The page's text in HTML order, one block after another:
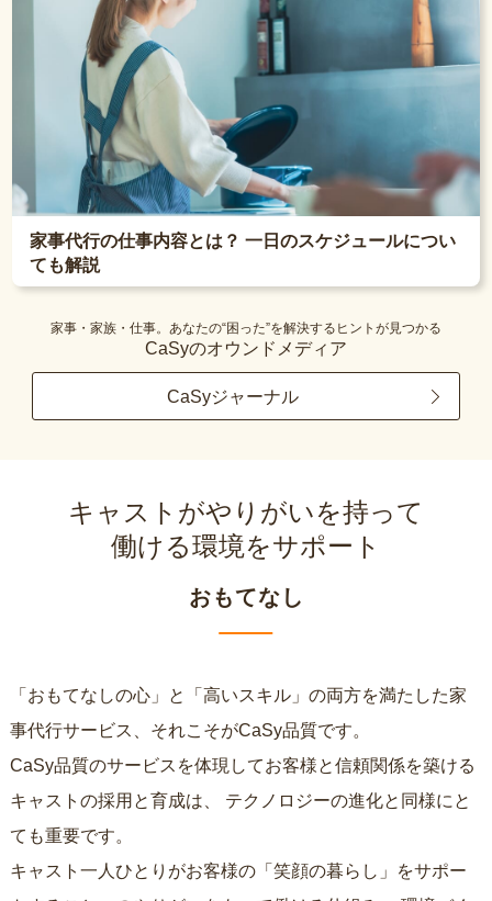
家事代行の仕事内容とは？ 一日のスケジュールについ
ても解説
家事・家族・仕事。あなたの“困った”を解決するヒントが見つかる
CaSyのオウンドメディア
CaSyジャーナル
キャストがやりがいを持って
働ける環境をサポート
おもてなし
「おもてなしの心」と「高いスキル」の両方を満たした家
事代行サービス、それこそがCaSy品質です。
CaSy品質のサービスを体現してお客様と信頼関係を築ける
キャストの採用と育成は、
ても重要です。
キャスト一人ひとりがお客様の「笑顔の暮らし」をサポー